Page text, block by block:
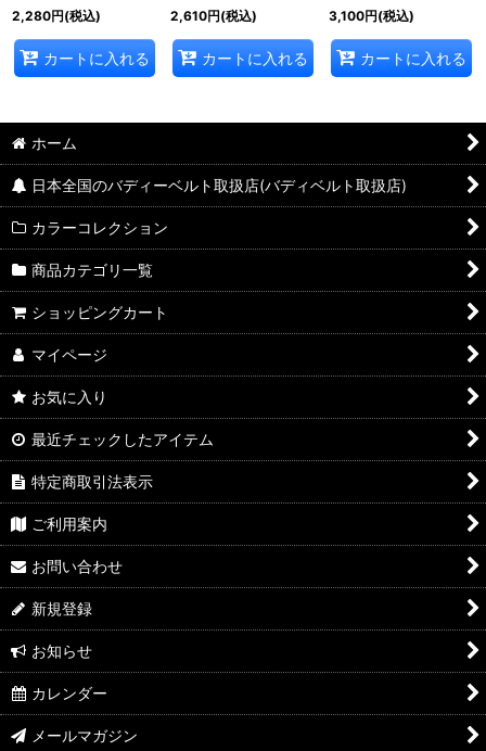
2,280円(税込)
カートに入れる
2,610円(税込)
カートに入れる
3,100円(税込)
カートに入れる
ホーム
日本全国のバディーベルト取扱店(バディベルト取扱店)
カラーコレクション
商品カテゴリ一覧
ショッピングカート
マイページ
お気に入り
最近チェックしたアイテム
特定商取引法表示
ご利用案内
お問い合わせ
新規登録
お知らせ
カレンダー
メールマガジン